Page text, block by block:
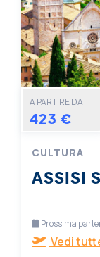
A PARTIRE DA
423 €
CULTURA
ASSISI
Prossima
Vedi